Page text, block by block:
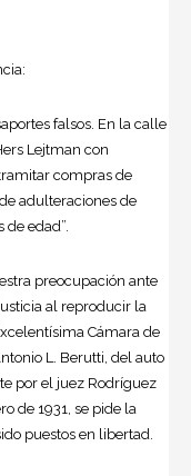
falsos. En la calle
Lejtman con
compras de
adulteraciones de
de edad”.
preocupación ante
al reproducir la
Cámara de
L. Berutti, del auto
por el juez Rodríguez
de 1931, se pide la
puestos en libertad.